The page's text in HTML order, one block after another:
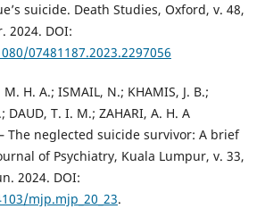
suicide. Death Studies, Oxford, v. 48,
2024. DOI:
07481187.2023.2297056
H. A.; ISMAIL, N.; KHAMIS, J. B.;
DAUD, T. I. M.; ZAHARI, A. H. A
The neglected suicide survivor: A brief
of Psychiatry, Kuala Lumpur, v. 33,
2024. DOI:
mjp.mjp_20_23.